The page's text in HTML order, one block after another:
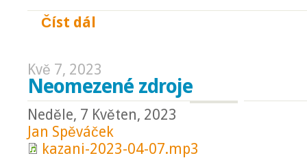
Číst dál
Kvě 7, 2023
Neomezené zdroje
Neděle, 7 Květen, 2023
Jan Spěváček
kazani-2023-04-07.mp3